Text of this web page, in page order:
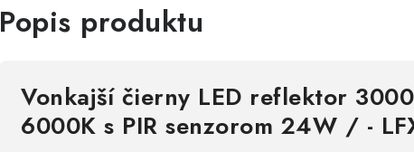
Popis produktu
Vonkajší čierny LED reflektor
6000K s PIR senzorom 24W / -